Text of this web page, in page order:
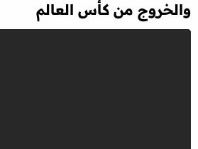
والخروج من كأس العالم